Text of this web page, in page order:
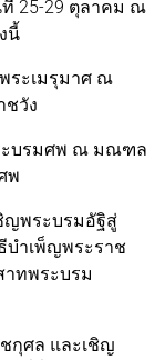
25-29 ตุลาคม ณ
นี้
ระเมรุมาศ ณ
ชวัง
ะบรมศพ ณ มณฑล
พ
ญพระบรมอัฐิสู่
บำเพ็ญพระราช
ทพระบรม
กุศล และเชิญ